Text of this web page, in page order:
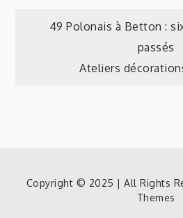
Navigation
49 Polonais à Betton :
passés
Ateliers
Copyright © 2025 | All Rights
Themes